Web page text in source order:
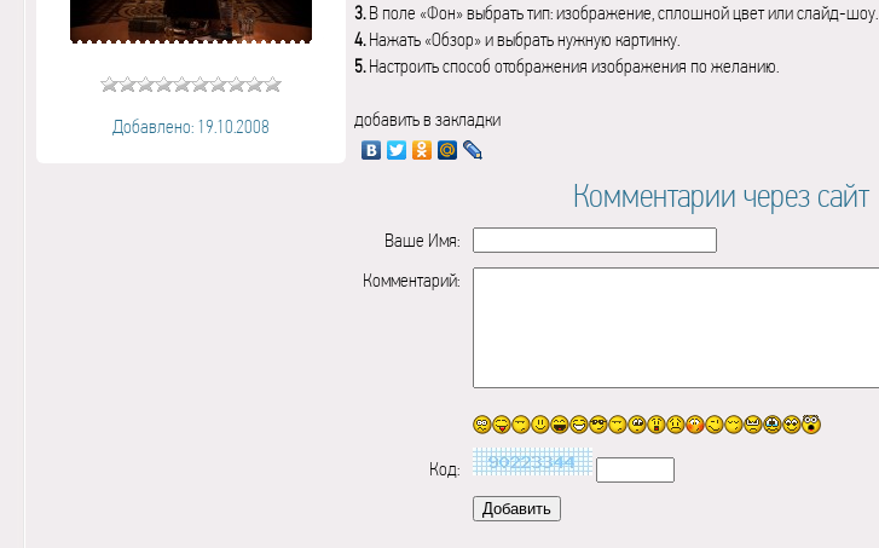
Добавлено: 19.10.2008
3.В поле «Фон» выбрать тип: изображение, сплошной цвет или слайд-шоу.
4.Нажать «Обзор» и выбрать нужную картинку.
5.Настроить способ отображения изображения по желанию.
добавить в закладки
Комментарии через сайт
Ваше Имя:
Комментарий:
Код: